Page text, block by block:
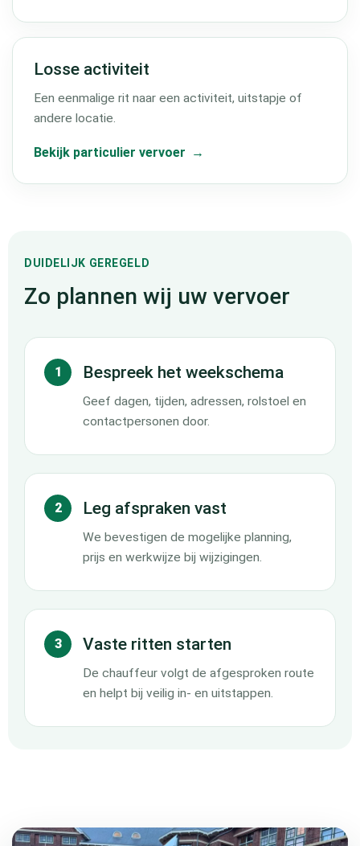
Losse activiteit
Een eenmalige rit naar een activiteit, uitstapje of
andere locatie.
Bekijk particulier vervoer
DUIDELIJK GEREGELD
Zo plannen wij uw vervoer
1 Bespreek het weekschema
Geef dagen, tijden, adressen, rolstoel en
contactpersonen door.
2 Leg afspraken vast
We bevestigen de mogelijke planning,
prijs en werkwijze bij wijzigingen.
3 Vaste ritten starten
De chauffeur volgt de afgesproken route
en helpt bij veilig in- en uitstappen.